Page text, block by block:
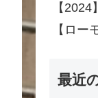
【
【ロー
最近